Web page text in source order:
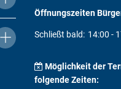
Öffnungszeiten
Klicken, um weitere
Schließt bald: 14:00 -
Möglichkeit der
folgende Zeiten: